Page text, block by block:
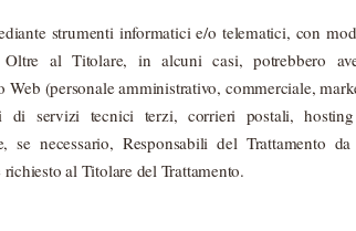
strumenti informatici e/o telematici, con
al Titolare, in alcuni casi, potrebbero
Web (personale amministrativo, commerciale,
di servizi tecnici terzi, corrieri postali,
se necessario, Responsabili del Trattamento
al Titolare del Trattamento.